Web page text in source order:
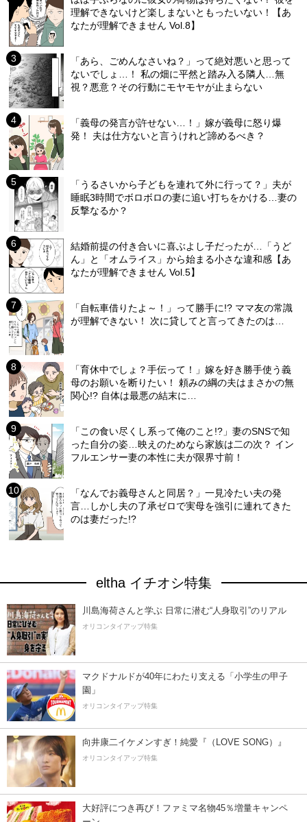
理解できないけど楽しまないともったいない！【あ
なたが理解できません Vol.8】
「あら、ごめんなさいね？」って絶対悪いと思って
ないでしょ…！ 私の畑に平然と踏み入る隣人…無
視？悪意？その行動にモヤモヤが止まらない
「義母の発言が許せない…！」嫁が義母に怒り爆
発！ 夫は仕方ないと言うけれど諦めるべき？
「うるさいから子どもを連れて外に行って？」夫が
睡眠3時間でボロボロの妻に追い打ちをかける…妻の
反撃なるか？
結婚前提の付き合いに喜ぶよし子だったが…「うど
ん」と「オムライス」から始まる小さな違和感【あ
なたが理解できません Vol.5】
「自転車借りたよ～！」って勝手に!? ママ友の常識
が理解できない！ 次に貸してと言ってきたのは…
「育休中でしょ？手伝って！」嫁を好き勝手使う義
母のお願いを断りたい！ 頼みの綱の夫はまさかの無
関心!? 自体は最悪の結末に…
「この食い尽くし系って俺のこと!?」妻のSNSで知
った自分の姿…映えのためなら家族は二の次？ イン
フルエンサー妻の本性に夫が限界寸前！
「なんでお義母さんと同居？」一見冷たい夫の発
言…しかし夫の了承ゼロで実母を強引に連れてきた
のは妻だった!?
eltha イチオシ特集
川島海荷さんと学ぶ 日常に潜む“人身取引”のリアル
オリコンタイアップ特集
マクドナルドが40年にわたり支える「小学生の甲子
園」
オリコンタイアップ特集
向井康二イケメンすぎ！純愛『（LOVE SONG）』
オリコンタイアップ特集
大好評につき再び！ファミマ名物45％増量キャンペ